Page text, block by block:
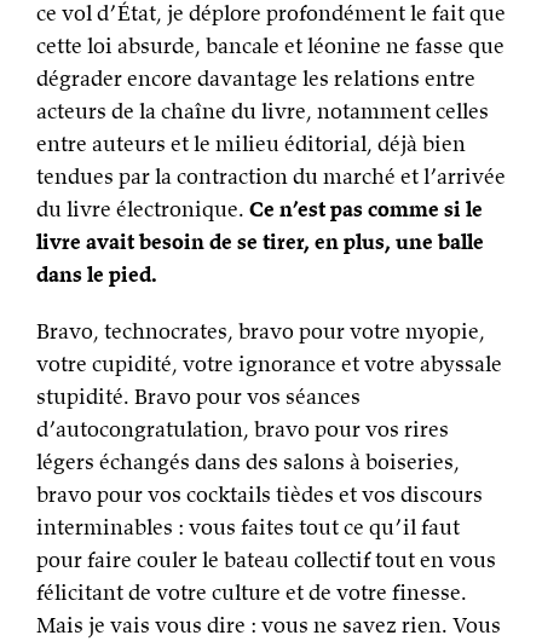
ce vol d’État, je déplore profondément le fait que
cette loi absurde, bancale et léonine ne fasse que
dégrader encore davantage les relations entre
acteurs de la chaîne du livre, notamment celles
entre auteurs et le milieu éditorial, déjà bien
tendues par la contraction du marché et l’arrivée
du livre électronique. Ce n’est pas comme si le
livre avait besoin de se tirer, en plus, une balle
dans le pied.
Bravo, technocrates, bravo pour votre myopie,
votre cupidité, votre ignorance et votre abyssale
stupidité. Bravo pour vos séances
d’autocongratulation, bravo pour vos rires
légers échangés dans des salons à boiseries,
bravo pour vos cocktails tièdes et vos discours
interminables : vous faites tout ce qu’il faut
pour faire couler le bateau collectif tout en vous
félicitant de votre culture et de votre finesse.
Mais je vais vous dire : vous ne savez rien. Vous